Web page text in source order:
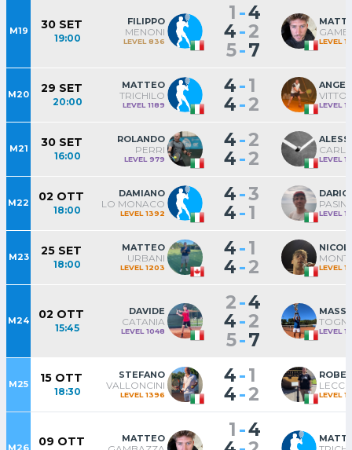
M19 30 SET
19:00
FILIPPO
MENONI
LEVEL 836
1 -4
4-2
5-7 LEVEL
M20 29 SET
20:00
MATTEO
TRICHILO
LEVEL 1189
4-1
4-2 LEVEL
M21 30 SET
16:00
ROLANDO
PERRI
LEVEL 979
4-2
4-2 LEVEL
M22 02 OTT
18:00
DAMIANO
LO MONACO
LEVEL 1392
4-3
4-1
DARIO
LEVEL
M23 25 SET
18:00
MATTEO
URBANI
LEVEL 1203
4-1
4-2 LEVEL
M24 02 OTT
15:45
DAVIDE
CATANIA
LEVEL 1048
2-4
4-2
5-7
TOGNI
LEVEL
M25 15 OTT
18:30
STEFANO
VALLONCINI
LEVEL 1396
4-1
4-2 LEVEL
M26 09 OTT MATTEO 1 -4